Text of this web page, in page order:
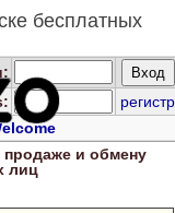
бесплатных
:
регистр
и обмену
лиц